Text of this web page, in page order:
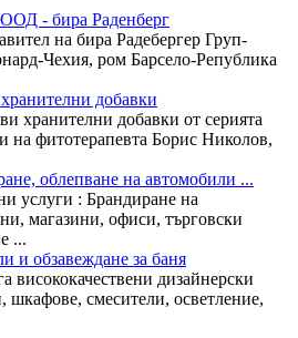
- бира Раденберг
на бира Радебергер Груп-
Чехия, ром Барсело-Република
добавки
хранителни добавки от серията
на фитотерапевта Борис Николов,
облепване на автомобили ...
услуги : Брандиране на
магазини, офиси, търговски
...
и обзавеждане за баня
висококачествени дизайнерски
шкафове, смесители, осветление,